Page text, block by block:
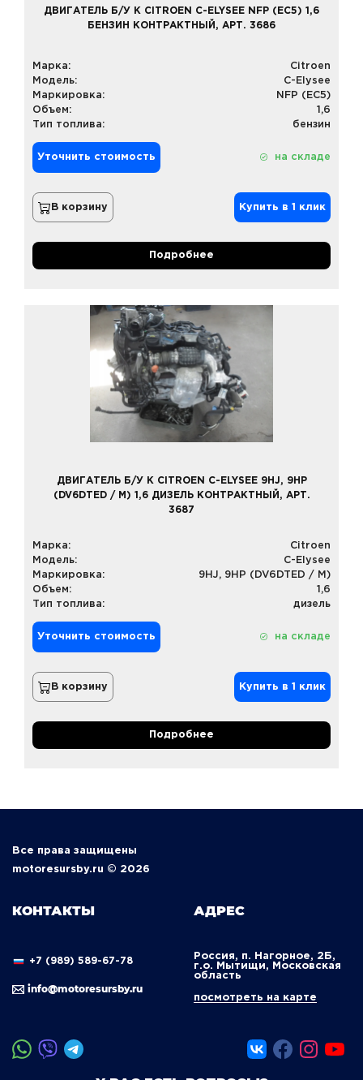
ДВИГАТЕЛЬ Б/У К CITROEN C-ELYSEE NFP (EC5) 1,6
БЕНЗИН КОНТРАКТНЫЙ, АРТ. 3686
Марка:
Citroen
Модель:
C-Elysee
Маркировка:
NFP (EC5)
Объем:
1,6
Тип топлива:
бензин
Уточнить стоимость на складе
В корзину Купить в 1 клик
Подробнее
ДВИГАТЕЛЬ Б/У К CITROEN C-ELYSEE 9HJ, 9HP
(DV6DTED / M) 1,6 ДИЗЕЛЬ КОНТРАКТНЫЙ, АРТ.
3687
Марка:
Citroen
Модель:
C-Elysee
Маркировка:
9HJ, 9HP (DV6DTED / M)
Объем:
1,6
Тип топлива:
дизель
Уточнить стоимость на складе
В корзину Купить в 1 клик
Подробнее
Все права защищены
motoresursby.ru © 2026
КОНТАКТЫ
+7 (989) 589-67-78
info@motoresursby.ru
АДРЕС
Россия, п. Нагорное, 2Б,
г.о. Мытищи, Московская
область
посмотреть на карте